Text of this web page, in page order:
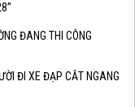
ĐANG THI CÔNG
ĐI XE ĐẠP CẮT NGANG